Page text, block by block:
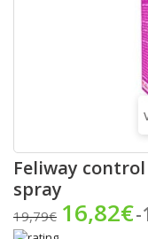
Feliway
spray
19,79€ 16,82€-